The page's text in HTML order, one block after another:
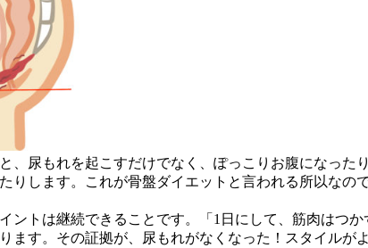
、尿もれを起こすだけでなく、ぽっこりお腹になっ
します。これが骨盤ダイエットと言われる所以なので
トは継続できることです。「1日にして、筋肉はつ
す。その証拠が、尿もれがなくなった！スタイルが